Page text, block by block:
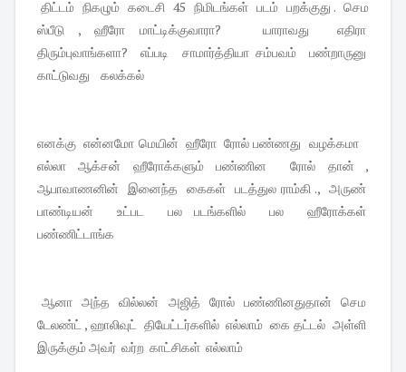
திட்டம் நிகழும் கடைசி 45 நிமிடங்கள் படம் பறக்குது . செம
ஸ்பீடு , ஹீரோ மாட்டிக்குவாரா? யாராவது எதிரா
திரும்புவாங்களா? எப்படி சாமார்த்தியா சம்பவம் பண்றாருனு
காட்டுவது கலக்கல்
எனக்கு என்னமோ மெயின் ஹீரோ ரோல் பண்ணது வழக்கமா
எல்லா ஆக்சன் ஹீரோக்களும் பண்ணின ரோல் தான் ,
ஆபாவாணனின் இனைந்த கைகள் படத்துல ராம்கி ., அருண்
பாண்டியன் உட்பட பல படங்களில் பல ஹீரோக்கள்
பண்ணிட்டாங்க
ஆனா அந்த வில்லன் அஜித் ரோல் பண்ணினதுதான் செம
டேலண்ட் , ஹாலிவுட் தியேட்டர்களில் எல்லாம் கை தட்டல் அள்ளி
இருக்கும் அவர் வர்ற காட்சிகள் எல்லாம்